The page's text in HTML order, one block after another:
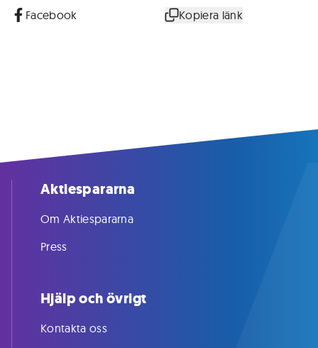
Facebook Kopiera länk
Aktiespararna
Om Aktiespararna
Press
Hjälp och övrigt
Kontakta oss